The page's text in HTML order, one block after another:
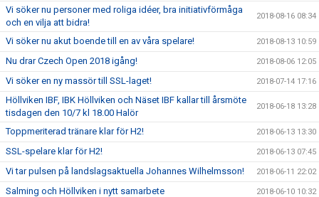
Vi söker nu personer med roliga idéer, bra initiativförmåga
och en vilja att bidra!
2018-08-16 08:34
Vi söker nu akut boende till en av våra spelare! 2018-08-13 10:59
Nu drar Czech Open 2018 igång! 2018-08-06 12:05
Vi söker en ny massör till SSL-laget! 2018-07-14 17:16
Höllviken IBF, IBK Höllviken och Näset IBF kallar till årsmöte
tisdagen den 10/7 kl 18.00 Halör
2018-06-18 13:28
Toppmeriterad tränare klar för H2! 2018-06-13 13:30
SSL-spelare klar för H2! 2018-06-13 07:45
Vi tar pulsen på landslagsaktuella Johannes Wilhelmsson! 2018-06-11 22:02
Salming och Höllviken i nytt samarbete 2018-06-10 10:32